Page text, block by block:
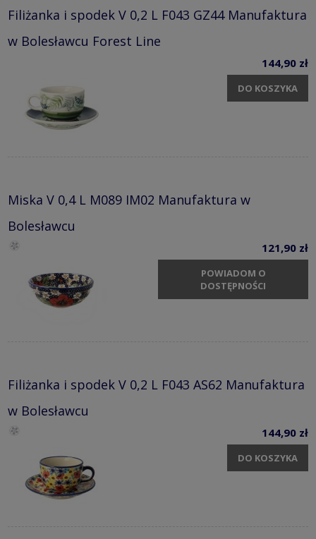
Filiżanka i spodek V 0,2 L F043 GZ44 Manufaktura
w Bolesławcu Forest Line
144,90 zł
DO KOSZYKA
Miska V 0,4 L M089 IM02 Manufaktura w
Bolesławcu
121,90 zł
POWIADOM O
DOSTĘPNOŚCI
Filiżanka i spodek V 0,2 L F043 AS62 Manufaktura
w Bolesławcu
144,90 zł
DO KOSZYKA